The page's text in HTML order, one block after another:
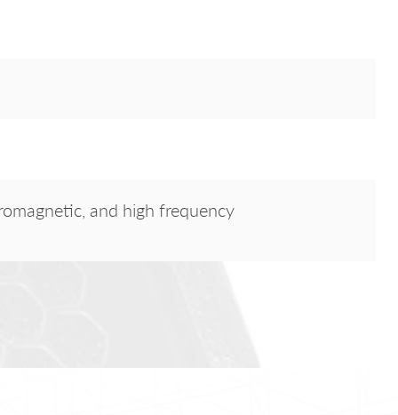
and high frequency